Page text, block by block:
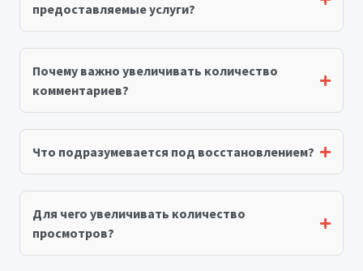
предоставляемые услуги?
Почему важно увеличивать количество
комментариев?
Что подразумевается под восстановлением?
Для чего увеличивать количество
просмотров?